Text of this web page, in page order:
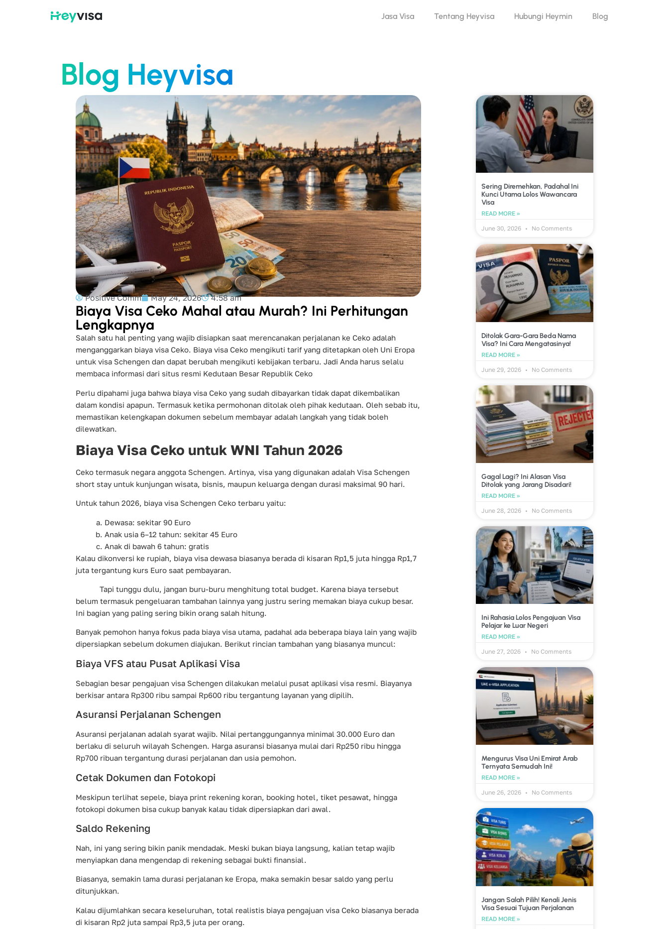
Jasa Visa Tentang Heyvisa Hubungi Heymin Blog
Blog Heyvisa
Positive Comm May 24, 2026 4:58 am
Biaya Visa Ceko Mahal atau Murah? Ini Perhitungan
Lengkapnya
Salah satu hal penting yang wajib disiapkan saat merencanakan perjalanan ke Ceko adalah
menganggarkan biaya visa Ceko. Biaya visa Ceko mengikuti tarif yang ditetapkan oleh Uni Eropa
untuk visa Schengen dan dapat berubah mengikuti kebijakan terbaru. Jadi Anda harus selalu
membaca informasi dari situs resmi Kedutaan Besar Republik Ceko
Perlu dipahami juga bahwa biaya visa Ceko yang sudah dibayarkan tidak dapat dikembalikan
dalam kondisi apapun. Termasuk ketika permohonan ditolak oleh pihak kedutaan. Oleh sebab itu,
memastikan kelengkapan dokumen sebelum membayar adalah langkah yang tidak boleh
dilewatkan.
Biaya Visa Ceko untuk WNI Tahun 2026
Ceko termasuk negara anggota Schengen. Artinya, visa yang digunakan adalah Visa Schengen
short stay untuk kunjungan wisata, bisnis, maupun keluarga dengan durasi maksimal 90 hari.
Untuk tahun 2026, biaya visa Schengen Ceko terbaru yaitu:
Dewasa: sekitar 90 Euro
Anak usia 6–12 tahun: sekitar 45 Euro
Anak di bawah 6 tahun: gratis
Kalau dikonversi ke rupiah, biaya visa dewasa biasanya berada di kisaran Rp1,5 juta hingga Rp1,7
juta tergantung kurs Euro saat pembayaran.
Tapi tunggu dulu, jangan buru-buru menghitung total budget. Karena biaya tersebut
belum termasuk pengeluaran tambahan lainnya yang justru sering memakan biaya cukup besar.
Ini bagian yang paling sering bikin orang salah hitung.
Banyak pemohon hanya fokus pada biaya visa utama, padahal ada beberapa biaya lain yang wajib
dipersiapkan sebelum dokumen diajukan. Berikut rincian tambahan yang biasanya muncul:
Biaya VFS atau Pusat Aplikasi Visa
Sebagian besar pengajuan visa Schengen dilakukan melalui pusat aplikasi visa resmi. Biayanya
berkisar antara Rp300 ribu sampai Rp600 ribu tergantung layanan yang dipilih.
Asuransi Perjalanan Schengen
Asuransi perjalanan adalah syarat wajib. Nilai pertanggungannya minimal 30.000 Euro dan
berlaku di seluruh wilayah Schengen. Harga asuransi biasanya mulai dari Rp250 ribu hingga
Rp700 ribuan tergantung durasi perjalanan dan usia pemohon.
Cetak Dokumen dan Fotokopi
Meskipun terlihat sepele, biaya print rekening koran, booking hotel, tiket pesawat, hingga
fotokopi dokumen bisa cukup banyak kalau tidak dipersiapkan dari awal.
Saldo Rekening
Nah, ini yang sering bikin panik mendadak. Meski bukan biaya langsung, kalian tetap wajib
menyiapkan dana mengendap di rekening sebagai bukti finansial.
Biasanya, semakin lama durasi perjalanan ke Eropa, maka semakin besar saldo yang perlu
ditunjukkan.
Kalau dijumlahkan secara keseluruhan, total realistis biaya pengajuan visa Ceko biasanya berada
di kisaran Rp2 juta sampai Rp3,5 juta per orang.
Sering Diremehkan, Padahal Ini
Kunci Utama Lolos Wawancara
Visa
READ MORE »
June 30, 2026
No Comments
Ditolak Gara-Gara Beda Nama
Visa? Ini Cara Mengatasinya!
READ MORE »
June 29, 2026
No Comments
Gagal Lagi? Ini Alasan Visa
Ditolak yang Jarang Disadari!
READ MORE »
June 28, 2026
No Comments
Ini Rahasia Lolos Pengajuan Visa
Pelajar ke Luar Negeri
READ MORE »
June 27, 2026
No Comments
Mengurus Visa Uni Emirat Arab
Ternyata Semudah Ini!
READ MORE »
June 26, 2026
No Comments
Jangan Salah Pilih! Kenali Jenis
Visa Sesuai Tujuan Perjalanan
READ MORE »